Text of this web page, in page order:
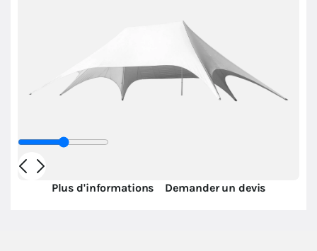
Plus d'informations Demander un devis